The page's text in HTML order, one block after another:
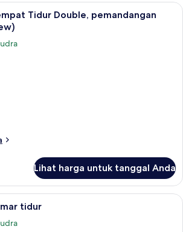
Suite Eksekutif, 1 Tempat Tidur
Tidur Double, pemandangan
Lihat harga untuk tanggal Anda
Seprai premium, minibar, brankas,
tidur